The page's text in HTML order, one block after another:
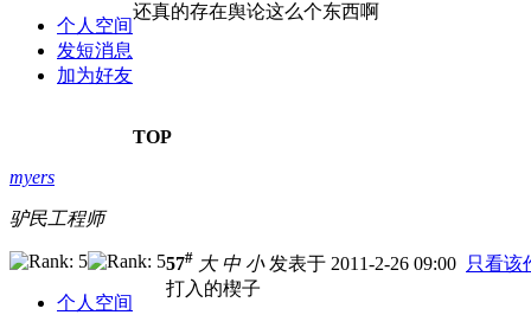
个人空间
发短消息
加为好友
还真的存在舆论这么个东西啊
TOP
myers
驴民工程师
个人空间
57# 大 中 小发表于 2011-2-26 09:00 只看该
打入的楔子